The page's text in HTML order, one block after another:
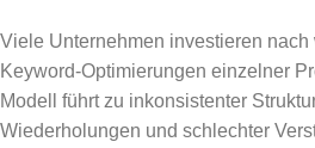
Viele Unternehmen investieren
Keyword-Optimierungen einzelner
Modell führt zu inkonsistenter
Wiederholungen und schlechter